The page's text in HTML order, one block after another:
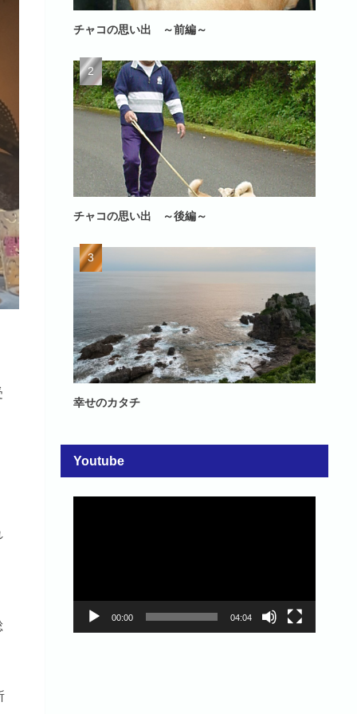
チャコの思い出 ～前編～
チャコの思い出 ～後編～
幸せのカタチ
Youtube
00:00 04:04